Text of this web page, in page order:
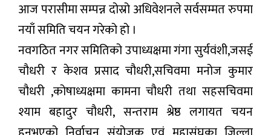
आज परासीमा सम्पन्न दोस्रो अधिवेशनले सर्वसम्मत रुपमा
नयाँ समिति चयन गरेको हो ।
नवगठित नगर समितिको उपाध्यक्षमा गंगा सुर्यवंशी,जसई
चौधरी र केशव प्रसाद चौधरी,सचिवमा मनोज कुमार
चौधरी ,कोषाध्यक्षमा कामना चौधरी तथा सहसचिवमा
श्याम बहादुर चौधरी, सन्तराम श्रेष्ठ लगायत चयन